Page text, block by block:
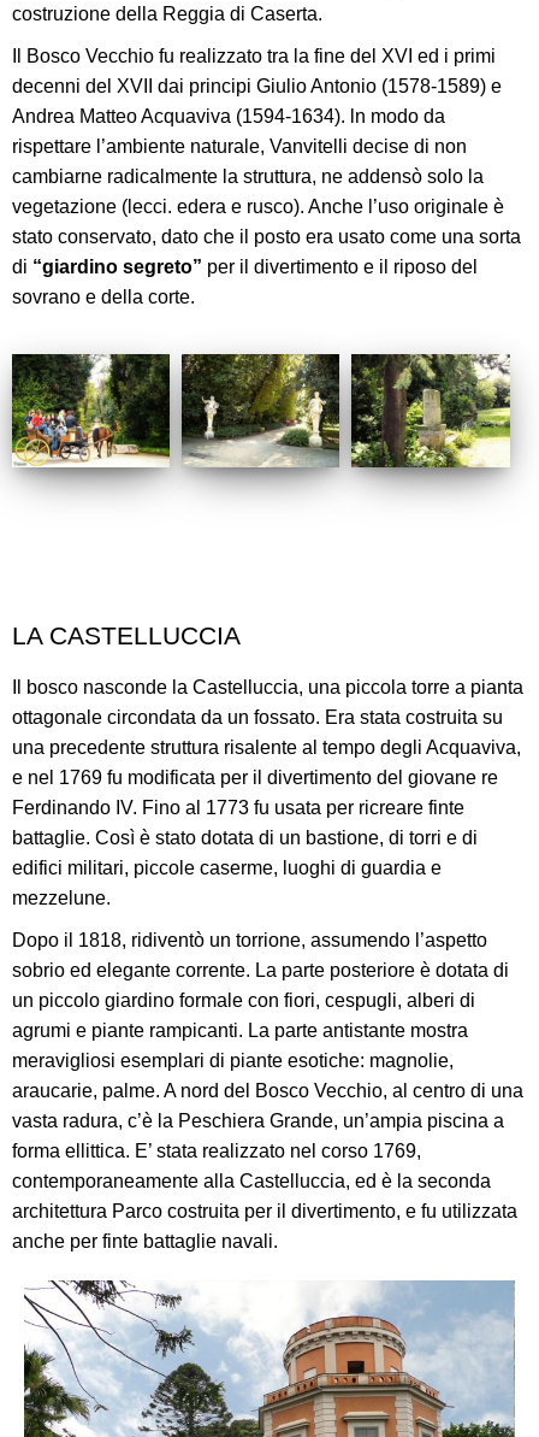
costruzione della Reggia di Caserta.
Il Bosco Vecchio fu realizzato tra la fine del XVI ed i primi
decenni del XVII dai principi Giulio Antonio (1578-1589) e
Andrea Matteo Acquaviva (1594-1634). ln modo da
rispettare l’ambiente naturale, Vanvitelli decise di non
cambiarne radicalmente la struttura, ne addensò solo la
vegetazione (lecci. edera e rusco). Anche l’uso originale è
stato conservato, dato che il posto era usato come una sorta
di “giardino segreto” per il divertimento e il riposo del
sovrano e della corte.
LA CASTELLUCCIA
Il bosco nasconde la Castelluccia, una piccola torre a pianta
ottagonale circondata da un fossato. Era stata costruita su
una precedente struttura risalente al tempo degli Acquaviva,
e nel 1769 fu modificata per il divertimento del giovane re
Ferdinando IV. Fino al 1773 fu usata per ricreare finte
battaglie. Così è stato dotata di un bastione, di torri e di
edifici militari, piccole caserme, luoghi di guardia e
mezzelune.
Dopo il 1818, ridiventò un torrione, assumendo l’aspetto
sobrio ed elegante corrente. La parte posteriore è dotata di
un piccolo giardino formale con fiori, cespugli, alberi di
agrumi e piante rampicanti. La parte antistante mostra
meravigliosi esemplari di piante esotiche: magnolie,
araucarie, palme. A nord del Bosco Vecchio, al centro di una
vasta radura, c’è la Peschiera Grande, un’ampia piscina a
forma ellittica. E’ stata realizzato nel corso 1769,
contemporaneamente alla Castelluccia, ed è la seconda
architettura Parco costruita per il divertimento, e fu utilizzata
anche per finte battaglie navali.